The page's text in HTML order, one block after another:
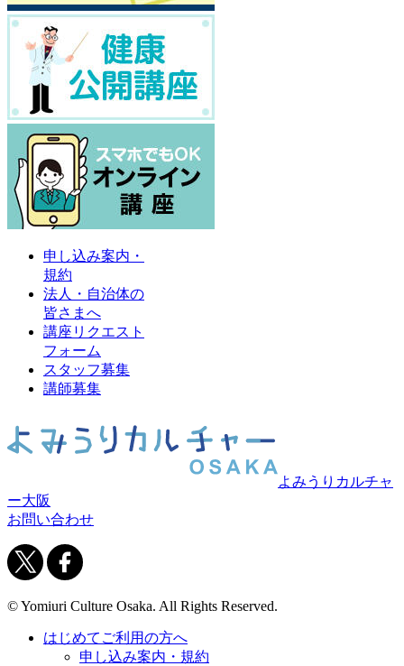
申し込み案内・
規約
法人・自治体の
皆さまへ
講座リクエスト
フォーム
スタッフ募集
講師募集
よみうりカルチャ
ー大阪
お問い合わせ
© Yomiuri Culture Osaka. All Rights Reserved.
はじめてご利用の方へ
申し込み案内・規約